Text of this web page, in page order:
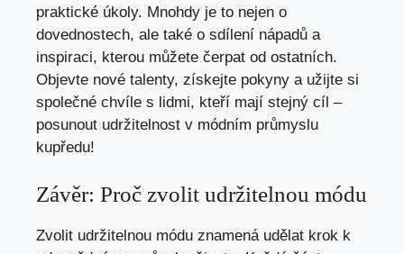
praktické úkoly. Mnohdy je to nejen o
dovednostech, ale také o sdílení nápadů a
inspiraci, kterou můžete čerpat od ostatních.
Objevte nové talenty, získejte pokyny a užijte si
společné chvíle s lidmi, kteří mají stejný cíl –
posunout udržitelnost v módním průmyslu
kupředu!
Závěr: Proč zvolit udržitelnou módu
Zvolit udržitelnou módu znamená udělat krok k